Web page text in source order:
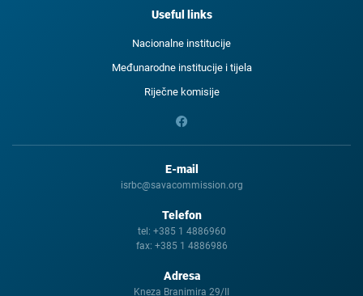
Useful links
Nacionalne institucije
Međunarodne institucije i tijela
Riječne komisije
E-mail
isrbc@savacommission.org
Telefon
tel: +385 1 4886960
fax: +385 1 4886986
Adresa
Kneza Branimira 29/II